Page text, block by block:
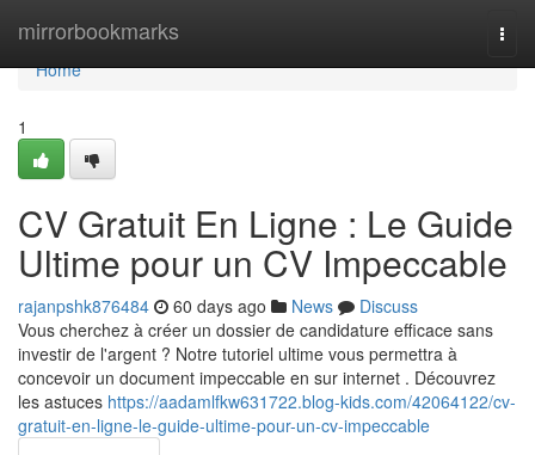
mirrorbookmarks
Home
Home
1
CV Gratuit En Ligne : Le Guide
Ultime pour un CV Impeccable
rajanpshk876484 60 days ago News
Discuss
Vous cherchez à créer un dossier de candidature efficace sans
investir de l'argent ? Notre tutoriel ultime vous permettra à
concevoir un document impeccable en sur internet . Découvrez
les astuces https://aadamlfkw631722.blog-kids.com/42064122/cv-
gratuit-en-ligne-le-guide-ultime-pour-un-cv-impeccable